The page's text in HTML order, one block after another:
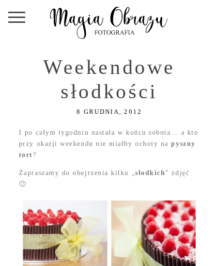
Weekendowe
słodkości
8 GRUDNIA, 2012
I po całym tygodniu nastała w końcu sobota… a kto
przy okazji weekendu nie miałby ochoty na pyszny
tort?
Zapraszamy do obejrzenia kilku „słodkich” zdjęć
🙂